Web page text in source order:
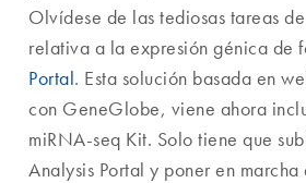
Olvídese de las tediosas tareas
relativa a la expresión génica de
Portal. Esta solución basada en
con GeneGlobe, viene ahora
miRNA-seq Kit. Solo tiene que
Analysis Portal y poner en